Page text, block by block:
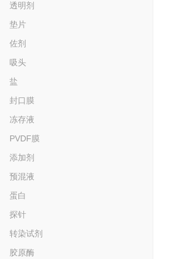
透明剂
垫片
佐剂
吸头
盐
封口膜
冻存液
PVDF膜
添加剂
预混液
蛋白
探针
转染试剂
胶原酶